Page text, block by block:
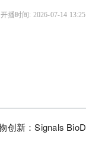
开播时间: 2026-07-14 13:25